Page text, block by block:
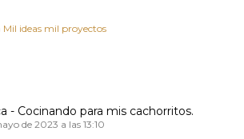
Mil ideas mil proyectos
- Cocinando para mis cachorritos.
de 2023 a las 13:10